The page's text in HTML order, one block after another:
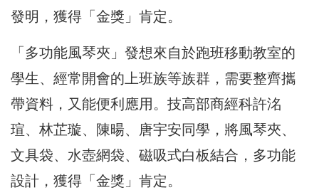
發明，獲得「金獎」肯定。
「多功能風琴夾」發想來自於跑班移動教室的
學生、 經常開會的上班族等族群，需要整齊攜
帶資料，又能便利應用。 技高部商經科許洺
瑄、林芷璇、陳暘、唐宇安同學，將風琴夾、
文具袋、水壺網袋、磁吸式白板結合，多功能
設計，獲得「金獎」 肯定。